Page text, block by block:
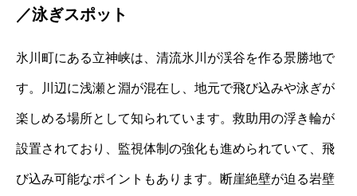
／泳ぎスポット
氷川町にある立神峡は、清流氷川が渓谷を作る景勝地で
す。川辺に浅瀬と淵が混在し、地元で飛び込みや泳ぎが
楽しめる場所として知られています。救助用の浮き輪が
設置されており、監視体制の強化も進められていて、飛
び込み可能なポイントもあります。断崖絶壁が迫る岩壁